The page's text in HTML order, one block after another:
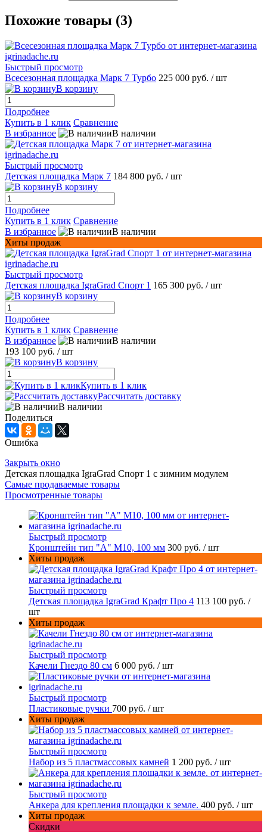
Похожие товары (3)
Быстрый просмотр
Всесезонная площадка Марк 7 Турбо 225 000 руб. / шт
В корзину
Подробнее
Купить в 1 клик Сравнение
В избранное
В наличии
Быстрый просмотр
Детская площадка Марк 7 184 800 руб. / шт
В корзину
Подробнее
Купить в 1 клик Сравнение
В избранное
В наличии
Хиты продаж
Быстрый просмотр
Детская площадка IgraGrad Спорт 1 165 300 руб. / шт
В корзину
Подробнее
Купить в 1 клик Сравнение
В избранное
В наличии
193 100 руб. / шт
В корзину
Купить в 1 клик
Рассчитать доставку
В наличии
Поделиться
Ошибка
Закрыть окно
Детская площадка IgraGrad Спорт 1 с зимним модулем
Самые продаваемые товары
Просмотренные товары
Быстрый просмотр
Кронштейн тип "A" M10, 100 мм 300 руб. / шт
Хиты продаж
Быстрый просмотр
Детская площадка IgraGrad Крафт Про 4 113 100 руб. /
шт
Хиты продаж
Быстрый просмотр
Качели Гнездо 80 см 6 000 руб. / шт
Быстрый просмотр
Пластиковые ручки 700 руб. / шт
Хиты продаж
Быстрый просмотр
Набор из 5 пластмассовых камней 1 200 руб. / шт
Быстрый просмотр
Анкера для крепления площадки к земле. 400 руб. / шт
Хиты продаж
Скидки